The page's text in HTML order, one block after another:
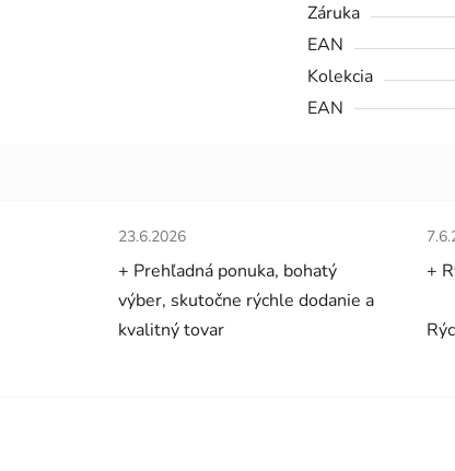
Záruka
EAN
Kolekcia
EAN
z 5 hviezdičiek.Hodnotenie obchodu je 5 z 5 hviezdičiek.
23.6.2026
+ Prehľadná ponuka, bohatý
výber, skutočne rýchle dodanie a
kvalitný tovar
+